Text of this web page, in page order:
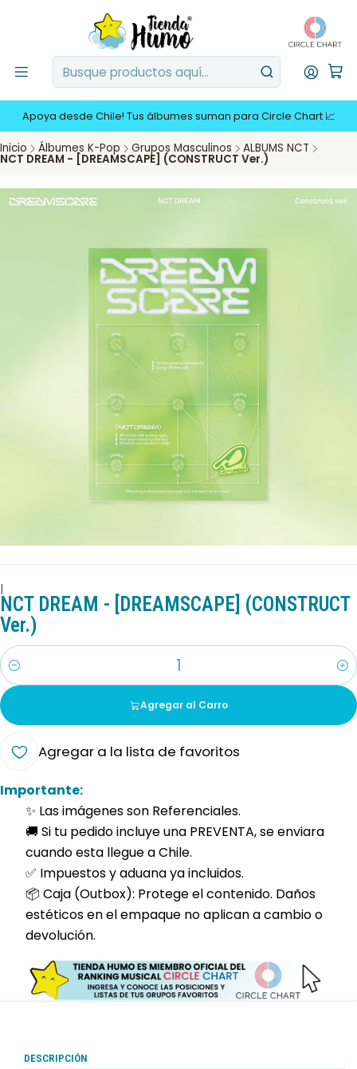
Apoya desde Chile! Tus álbumes suman para Circle Chart 📈
Inicio Álbumes K-Pop Grupos Masculinos ALBUMS NCT
NCT DREAM - [DREAMSCAPE] (CONSTRUCT Ver.)
|
NCT DREAM - [DREAMSCAPE] (CONSTRUCT
Ver.)
Cantidad
Agregar al Carro
Agregar a la lista de favoritos
Importante:
✨ Las imágenes son Referenciales.
🚚 Si tu pedido incluye una PREVENTA, se enviara
cuando esta llegue a Chile.
✅ Impuestos y aduana ya incluidos.
📦 Caja (Outbox): Protege el contenido. Daños
estéticos en el empaque no aplican a cambio o
devolución.
DESCRIPCIÓN